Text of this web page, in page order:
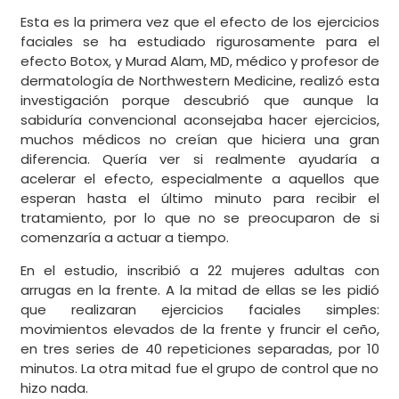
Esta es la primera vez que el efecto de los ejercicios
faciales se ha estudiado rigurosamente para el
efecto Botox, y Murad Alam, MD, médico y profesor de
dermatología de Northwestern Medicine, realizó esta
investigación porque descubrió que aunque la
sabiduría convencional aconsejaba hacer ejercicios,
muchos médicos no creían que hiciera una gran
diferencia. Quería ver si realmente ayudaría a
acelerar el efecto, especialmente a aquellos que
esperan hasta el último minuto para recibir el
tratamiento, por lo que no se preocuparon de si
comenzaría a actuar a tiempo.
En el estudio, inscribió a 22 mujeres adultas con
arrugas en la frente. A la mitad de ellas se les pidió
que realizaran ejercicios faciales simples:
movimientos elevados de la frente y fruncir el ceño,
en tres series de 40 repeticiones separadas, por 10
minutos. La otra mitad fue el grupo de control que no
hizo nada.